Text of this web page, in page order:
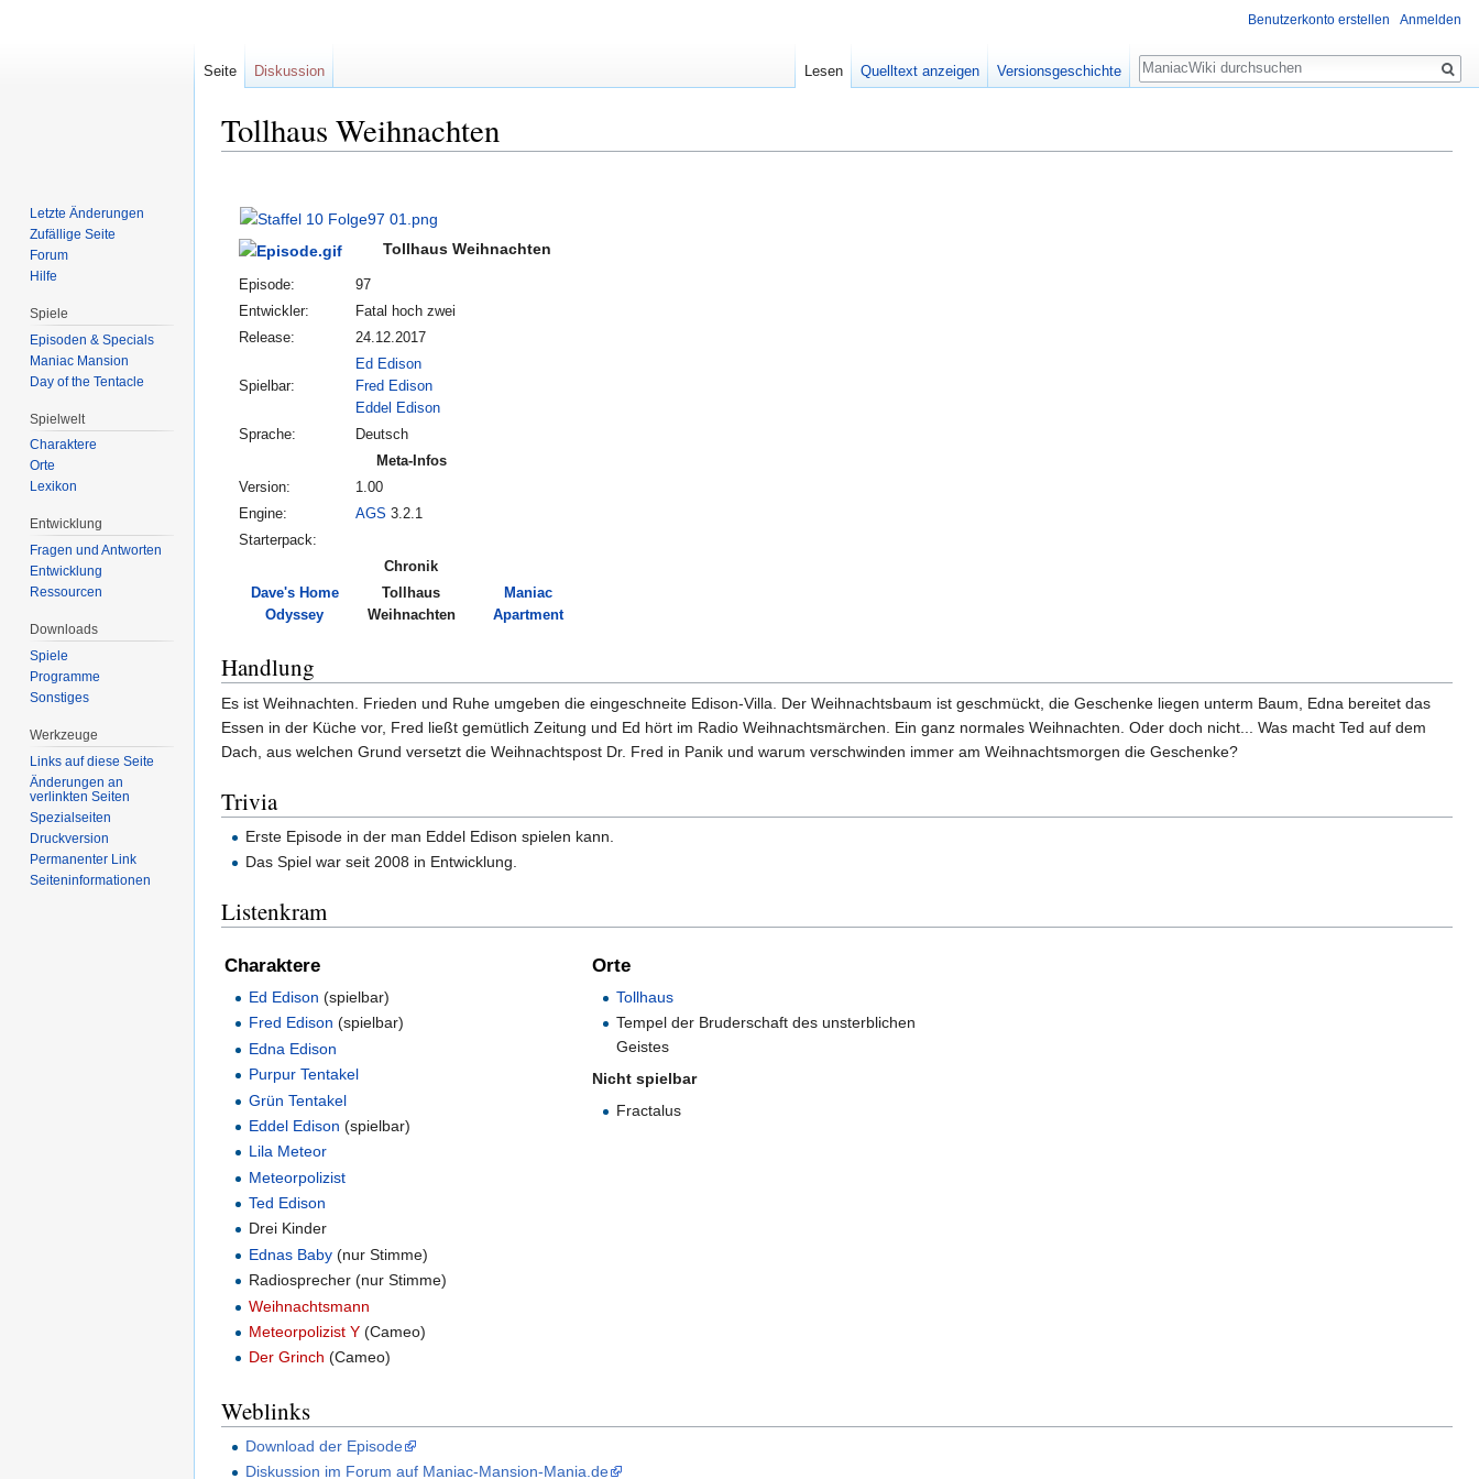
Tollhaus Weihnachten
Navigation
springen
Suche
springen
Tollhaus Weihnachten
Episode:
97
Entwickler:
Fatal hoch zwei
Release:
24.12.2017
Spielbar:
Ed Edison
Fred Edison
Eddel Edison
Sprache:
Deutsch
Meta-Infos
Version:
1.00
Engine:
AGS 3.2.1
Starterpack:
Chronik
Dave's Home
Odyssey
Tollhaus
Weihnachten
Maniac
Apartment
Handlung
Es ist Weihnachten. Frieden und Ruhe umgeben die eingeschneite Edison-Villa. Der Weihnachtsbaum ist geschmückt, die Geschenke liegen unterm Baum, Edna bereitet das
Essen in der Küche vor, Fred ließt gemütlich Zeitung und Ed hört im Radio Weihnachtsmärchen. Ein ganz normales Weihnachten. Oder doch nicht... Was macht Ted auf dem
Dach, aus welchen Grund versetzt die Weihnachtspost Dr. Fred in Panik und warum verschwinden immer am Weihnachtsmorgen die Geschenke?
Trivia
Erste Episode in der man Eddel Edison spielen kann.
Das Spiel war seit 2008 in Entwicklung.
Listenkram
Charaktere
Ed Edison (spielbar)
Fred Edison (spielbar)
Edna Edison
Purpur Tentakel
Grün Tentakel
Eddel Edison (spielbar)
Lila Meteor
Meteorpolizist
Ted Edison
Drei Kinder
Ednas Baby (nur Stimme)
Radiosprecher (nur Stimme)
Weihnachtsmann
Meteorpolizist Y (Cameo)
Der Grinch (Cameo)
Orte
Tollhaus
Tempel der Bruderschaft des unsterblichen
Geistes
Nicht spielbar
Fractalus
Weblinks
Download der Episode
Diskussion im Forum auf Maniac-Mansion-Mania.de
Benutzerkonto erstellen Anmelden
Seite Diskussion Lesen Quelltext anzeigen Versionsgeschichte
Suche
Letzte Änderungen
Zufällige Seite
Forum
Hilfe
Spiele
Episoden & Specials
Maniac Mansion
Day of the Tentacle
Spielwelt
Charaktere
Orte
Lexikon
Entwicklung
Fragen und Antworten
Entwicklung
Ressourcen
Downloads
Spiele
Programme
Sonstiges
Werkzeuge
Links auf diese Seite
Änderungen an
verlinkten Seiten
Spezialseiten
Druckversion
Permanenter Link
Seiten­informationen